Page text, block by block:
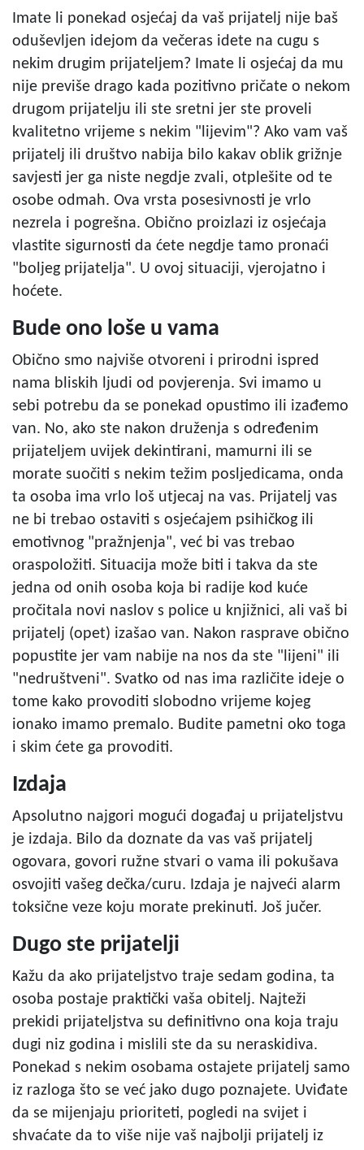
Imate li ponekad osjećaj da vaš prijatelj nije baš
oduševljen idejom da večeras idete na cugu s
nekim drugim prijateljem? Imate li osjećaj da mu
nije previše drago kada pozitivno pričate o nekom
drugom prijatelju ili ste sretni jer ste proveli
kvalitetno vrijeme s nekim "lijevim"? Ako vam vaš
prijatelj ili društvo nabija bilo kakav oblik grižnje
savjesti jer ga niste negdje zvali, otplešite od te
osobe odmah. Ova vrsta posesivnosti je vrlo
nezrela i pogrešna. Obično proizlazi iz osjećaja
vlastite sigurnosti da ćete negdje tamo pronaći
"boljeg prijatelja". U ovoj situaciji, vjerojatno i
hoćete.
Bude ono loše u vama
Obično smo najviše otvoreni i prirodni ispred
nama bliskih ljudi od povjerenja. Svi imamo u
sebi potrebu da se ponekad opustimo ili izađemo
van. No, ako ste nakon druženja s određenim
prijateljem uvijek dekintirani, mamurni ili se
morate suočiti s nekim težim posljedicama, onda
ta osoba ima vrlo loš utjecaj na vas. Prijatelj vas
ne bi trebao ostaviti s osjećajem psihičkog ili
emotivnog "pražnjenja", već bi vas trebao
oraspoložiti. Situacija može biti i takva da ste
jedna od onih osoba koja bi radije kod kuće
pročitala novi naslov s police u knjižnici, ali vaš bi
prijatelj (opet) izašao van. Nakon rasprave obično
popustite jer vam nabije na nos da ste "lijeni" ili
"nedruštveni". Svatko od nas ima različite ideje o
tome kako provoditi slobodno vrijeme kojeg
ionako imamo premalo. Budite pametni oko toga
i skim ćete ga provoditi.
Izdaja
Apsolutno najgori mogući događaj u prijateljstvu
je izdaja. Bilo da doznate da vas vaš prijatelj
ogovara, govori ružne stvari o vama ili pokušava
osvojiti vašeg dečka/curu. Izdaja je najveći alarm
toksične veze koju morate prekinuti. Još jučer.
Dugo ste prijatelji
Kažu da ako prijateljstvo traje sedam godina, ta
osoba postaje praktički vaša obitelj. Najteži
prekidi prijateljstva su definitivno ona koja traju
dugi niz godina i mislili ste da su neraskidiva.
Ponekad s nekim osobama ostajete prijatelj samo
iz razloga što se već jako dugo poznajete. Uviđate
da se mijenjaju prioriteti, pogledi na svijet i
shvaćate da to više nije vaš najbolji prijatelj iz